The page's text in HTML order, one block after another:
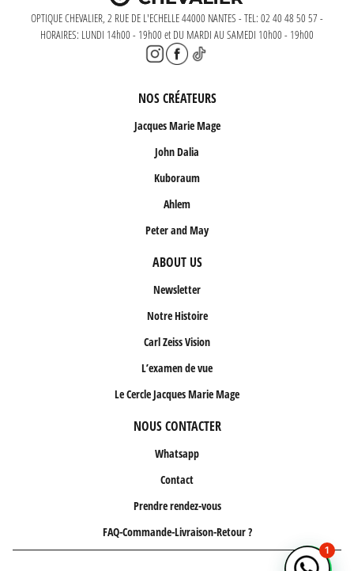
OPTIQUE CHEVALIER, 2 RUE DE L'ECHELLE 44000 NANTES - TEL: 02 40 48 50 57 -
HORAIRES: LUNDI 14h00 - 19h00 et DU MARDI AU SAMEDI 10h00 - 19h00
NOS CRÉATEURS
Jacques Marie Mage
John Dalia
Kuboraum
Ahlem
Peter and May
ABOUT US
Newsletter
Notre Histoire
Carl Zeiss Vision
L’examen de vue
Le Cercle Jacques Marie Mage
NOUS CONTACTER
Whatsapp
Contact
Prendre rendez-vous
FAQ-Commande-Livraison-Retour ?
1